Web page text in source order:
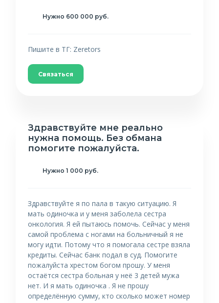
Нужно 600 000 руб.
Пишите в ТГ: Zeretors
Связаться
Здравствуйте мне реально
нужна помощь. Без обмана
помогите пожалуйста.
Нужно 1 000 руб.
Здравствуйте я по пала в такую ситуацию. Я
мать одиночка и у меня заболела сестра
онкология. Я ей пытаюсь помочь. Сейчас у меня
самой проблема с ногами на больничный я не
могу идти. Потому что я помогала сестре взяла
кредиты. Сейчас банк подал в суд. Помогите
пожалуйста хрестом богом прошу. У меня
остаётся сестра больная у неё 3 детей мужа
нет. И я мать одиночка . Я не прошу
определённую сумму, кто сколько может номер